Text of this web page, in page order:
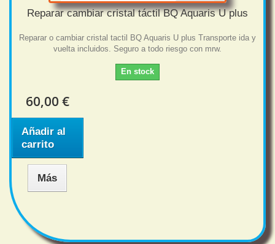
Reparar cambiar cristal táctil BQ Aquaris U plus
Reparar o cambiar cristal tactil BQ Aquaris U plus Transporte ida y
vuelta incluidos. Seguro a todo riesgo con mrw.
En stock
60,00 €
Añadir al
carrito
Más